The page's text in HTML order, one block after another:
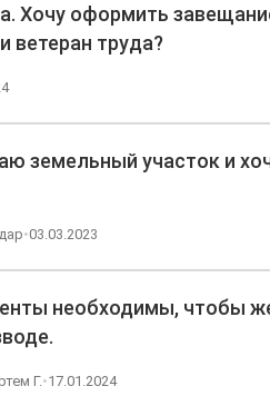
Хочу оформить
ветеран труда?
земельный участок и
•03.03.2023
необходимы, чтобы
Г.•17.01.2024